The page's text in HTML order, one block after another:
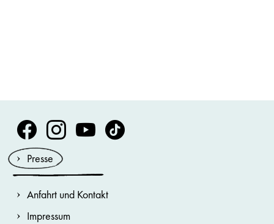
Volksoper Facebook
Volksoper Instagram
Volksoper Youtube
Volksoper TikTok
Presse
Anfahrt und Kontakt
Impressum